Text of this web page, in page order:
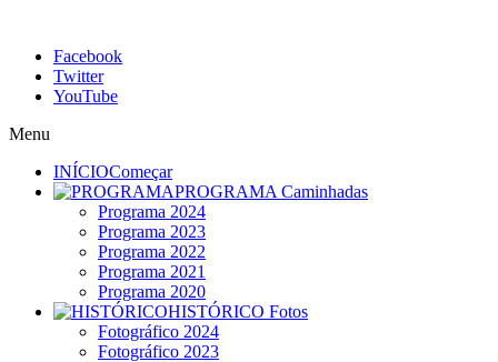
Facebook
Twitter
YouTube
Menu
INÍCIOComeçar
PROGRAMA Caminhadas
Programa 2024
Programa 2023
Programa 2022
Programa 2021
Programa 2020
HISTÓRICO Fotos
Fotográfico 2024
Fotográfico 2023